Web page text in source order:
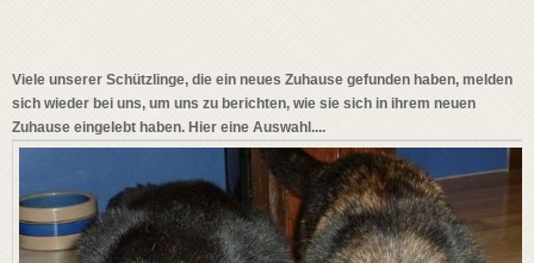
Viele unserer Schützlinge, die ein neues Zuhause gefunden haben, melden
sich wieder bei uns, um uns zu berichten, wie sie sich in ihrem neuen
Zuhause eingelebt haben. Hier eine Auswahl....